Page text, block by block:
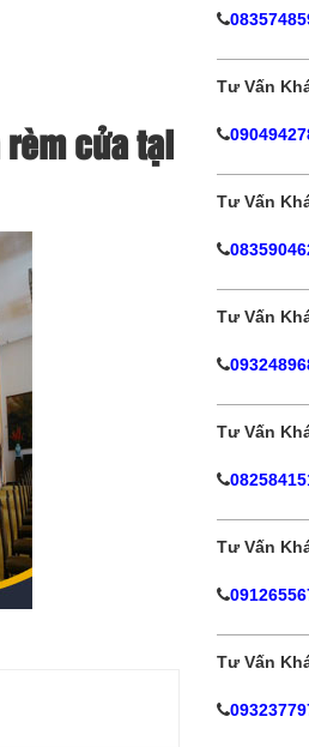
cửa tại
Tư Vấn
Tư Vấn
Tư Vấn
Tư Vấn
Tư Vấn
Tư Vấn